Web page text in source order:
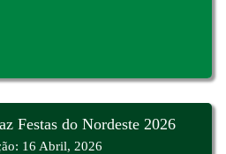
Festas do Nordeste 2026
16 Abril, 2026